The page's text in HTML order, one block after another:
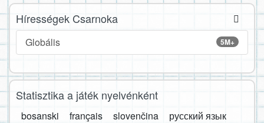
Hírességek Csarnoka
5M+
Globális
Statisztika a játék nyelvénként
bosanski français slovenčina
русский язык